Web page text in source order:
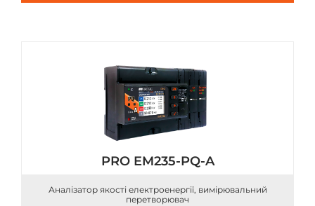
PRO EM235-PQ-A
Аналізатор якості електроенергії, вимірювальний
перетворювач